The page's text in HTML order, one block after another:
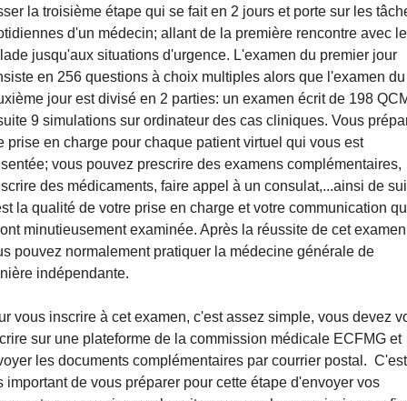
la troisième étape qui se fait en 2 jours et porte sur les
d'un médecin; allant de la première rencontre avec le
jusqu'aux situations d'urgence. L'examen du premier jour
en 256 questions à choix multiples alors que l'examen du
jour est divisé en 2 parties: un examen écrit de 198
9 simulations sur ordinateur des cas cliniques. Vous
prise en charge pour chaque patient virtuel qui vous est
vous pouvez prescrire des examens complémentaires,
des médicaments, faire appel à un consulat,...ainsi de
la qualité de votre prise en charge et votre communication
minutieusement examinée. Après la réussite de cet
pouvez normalement pratiquer la médecine générale de
indépendante.
vous inscrire à cet examen, c'est assez simple, vous devez
sur une plateforme de la commission médicale ECFMG et
les documents complémentaires par courrier postal.  C'est
important de vous préparer pour cette étape d'envoyer vos